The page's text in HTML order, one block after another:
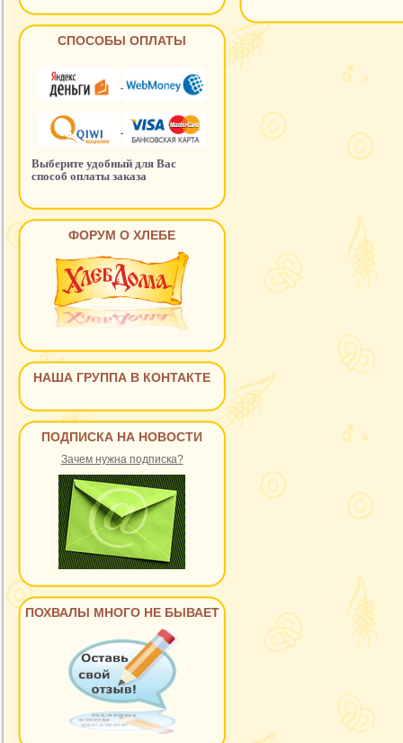
СПОСОБЫ ОПЛАТЫ
Выберите удобный для Вас
способ оплаты заказа
ФОРУМ О ХЛЕБЕ
НАША ГРУППА В КОНТАКТЕ
ПОДПИСКА НА НОВОСТИ
Зачем нужна подписка?
ПОХВАЛЫ МНОГО НЕ БЫВАЕТ